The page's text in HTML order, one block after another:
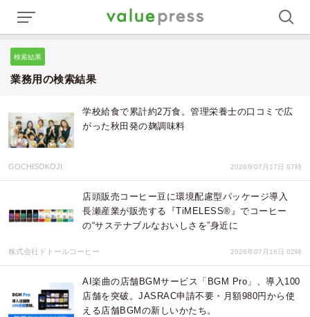
検索結果
業務用の検索結果
学校給食で累計約2万食。管理栄養士の口コミで広
がった秋田発の麹調味料
GOCHISOKOJI 2026年07月17日 07時
店頭販売コーヒー豆に環境配慮型パッケージ導入
長瀬産業が販売する『TiMELESS®』でコーヒー
の“サステナブルなおいしさを”身近に
株式会社ドトールコーヒー 2026年07月16日 02時
AI楽曲の店舗BGMサービス「BGM Pro」、導入100
店舗を突破。JASRAC申請不要・月額980円から使
える店舗BGMの新しいかたち。